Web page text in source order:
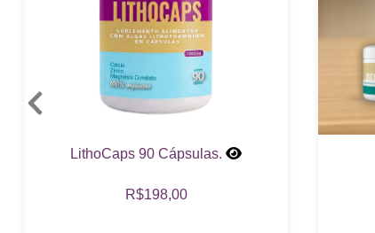
LithoCaps 90 Cápsulas.
R$198,00